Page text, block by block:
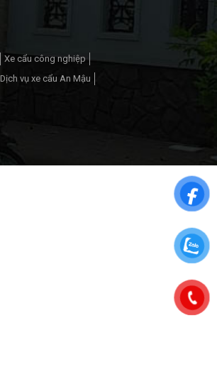
Xe cẩu công nghiệp
Dịch vụ xe cẩu An Mậu